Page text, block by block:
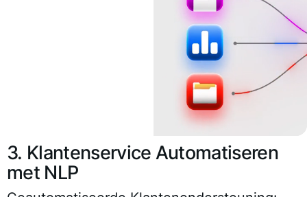
3. Klantenservice Automatiseren
met NLP